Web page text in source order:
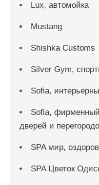
Lux, автомойка
Mustang
Shishka Customs
Silver Gym,
Sofia,
Sofia,
дверей и
SPA мир,
SPA Цветок